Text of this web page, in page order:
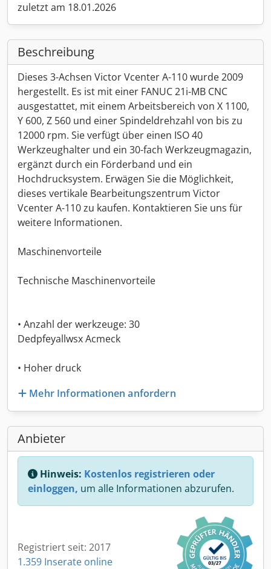
zuletzt am 18.01.2026
Beschreibung
Dieses 3-Achsen Victor Vcenter A-110 wurde 2009
hergestellt. Es ist mit einer FANUC 21i-MB CNC
ausgestattet, mit einem Arbeitsbereich von X 1100,
Y 600, Z 560 und einer Spindeldrehzahl von bis zu
12000 rpm. Sie verfügt über einen ISO 40
Werkzeughalter und ein 30-fach Werkzeugmagazin,
ergänzt durch ein Förderband und ein
Hochdrucksystem. Erwägen Sie die Möglichkeit,
dieses vertikale Bearbeitungszentrum Victor
Vcenter A-110 zu kaufen. Kontaktieren Sie uns für
weitere Informationen.
Maschinenvorteile
Technische Maschinenvorteile
• Anzahl der werkzeuge: 30
Dedpfeyallwsx Acmeck
• Hoher druck
Mehr Informationen anfordern
Anbieter
Hinweis: Kostenlos registrieren oder
einloggen, um alle Informationen abzurufen.
Registriert seit: 2017
1.359 Inserate online